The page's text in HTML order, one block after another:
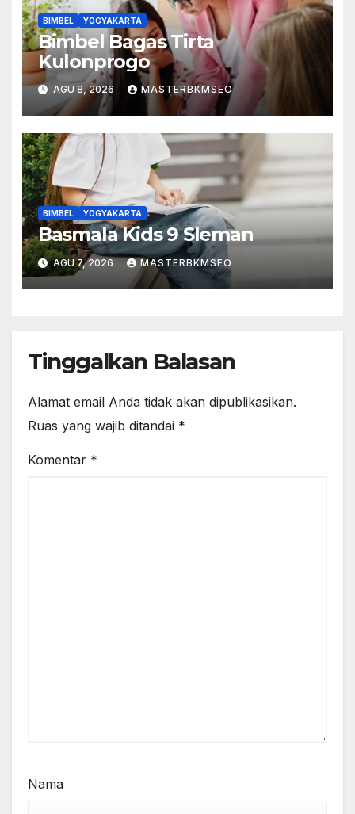
BIMBEL YOGYAKARTA
Bimbel Bagas Tirta
Kulonprogo
AGU 8, 2026 MASTERBKMSEO
BIMBEL YOGYAKARTA
Basmala Kids 9 Sleman
AGU 7, 2026 MASTERBKMSEO
Tinggalkan Balasan
Alamat email Anda tidak akan dipublikasikan.
Ruas yang wajib ditandai *
Komentar *
Nama